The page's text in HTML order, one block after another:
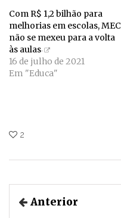
Com R$ 1,2 bilhão para
melhorias em escolas, MEC
não se mexeu para a volta
às aulas
16 de julho de 2021
Em "Educa"
2
Anterior